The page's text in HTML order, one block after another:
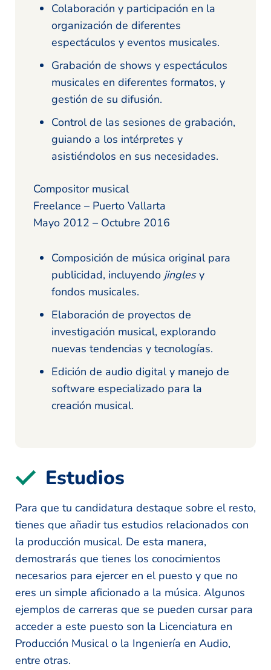
Colaboración y participación en la
organización de diferentes
espectáculos y eventos musicales.
Grabación de shows y espectáculos
musicales en diferentes formatos, y
gestión de su difusión.
Control de las sesiones de grabación,
guiando a los intérpretes y
asistiéndolos en sus necesidades.
Compositor musical
Freelance – Puerto Vallarta
Mayo 2012 – Octubre 2016
Composición de música original para
publicidad, incluyendo jinglesy
fondos musicales.
Elaboración de proyectos de
investigación musical, explorando
nuevas tendencias y tecnologías.
Edición de audio digital y manejo de
software especializado para la
creación musical.
Estudios
Para que tu candidatura destaque sobre el resto,
tienes que añadir tus estudios relacionados con
la producción musical. De esta manera,
demostrarás que tienes los conocimientos
necesarios para ejercer en el puesto y que no
eres un simple aficionado a la música. Algunos
ejemplos de carreras que se pueden cursar para
acceder a este puesto son la Licenciatura en
Producción Musical o la Ingeniería en Audio,
entre otras.